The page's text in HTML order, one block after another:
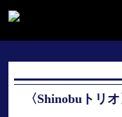
〈Shinobuトリ